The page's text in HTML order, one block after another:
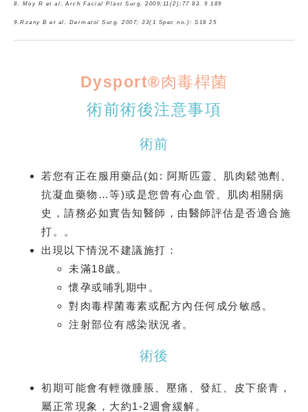
8. Moy R et al. Arch Facial Plast Surg. 2009;11(2):77 83. 9 189
9.Rzany B et al. Dermatol Surg. 2007; 33(1 Spec no.): S18 25
Dysport®肉毒桿菌
術前術後注意事項
術前
若您有正在服用藥品(如: 阿斯匹靈、肌肉鬆弛劑、
抗凝血藥物…等)或是您曾有心血管、肌肉相關病
史，請務必如實告知醫師，由醫師評估是否適合施
打。。
出現以下情況不建議施打：
未滿18歲。
懷孕或哺乳期中。
對肉毒桿菌毒素或配方內任何成分敏感。
注射部位有感染狀況者。
術後
初期可能會有輕微腫脹、壓痛、發紅、皮下瘀青，
屬正常現象，大約1-2週會緩解。